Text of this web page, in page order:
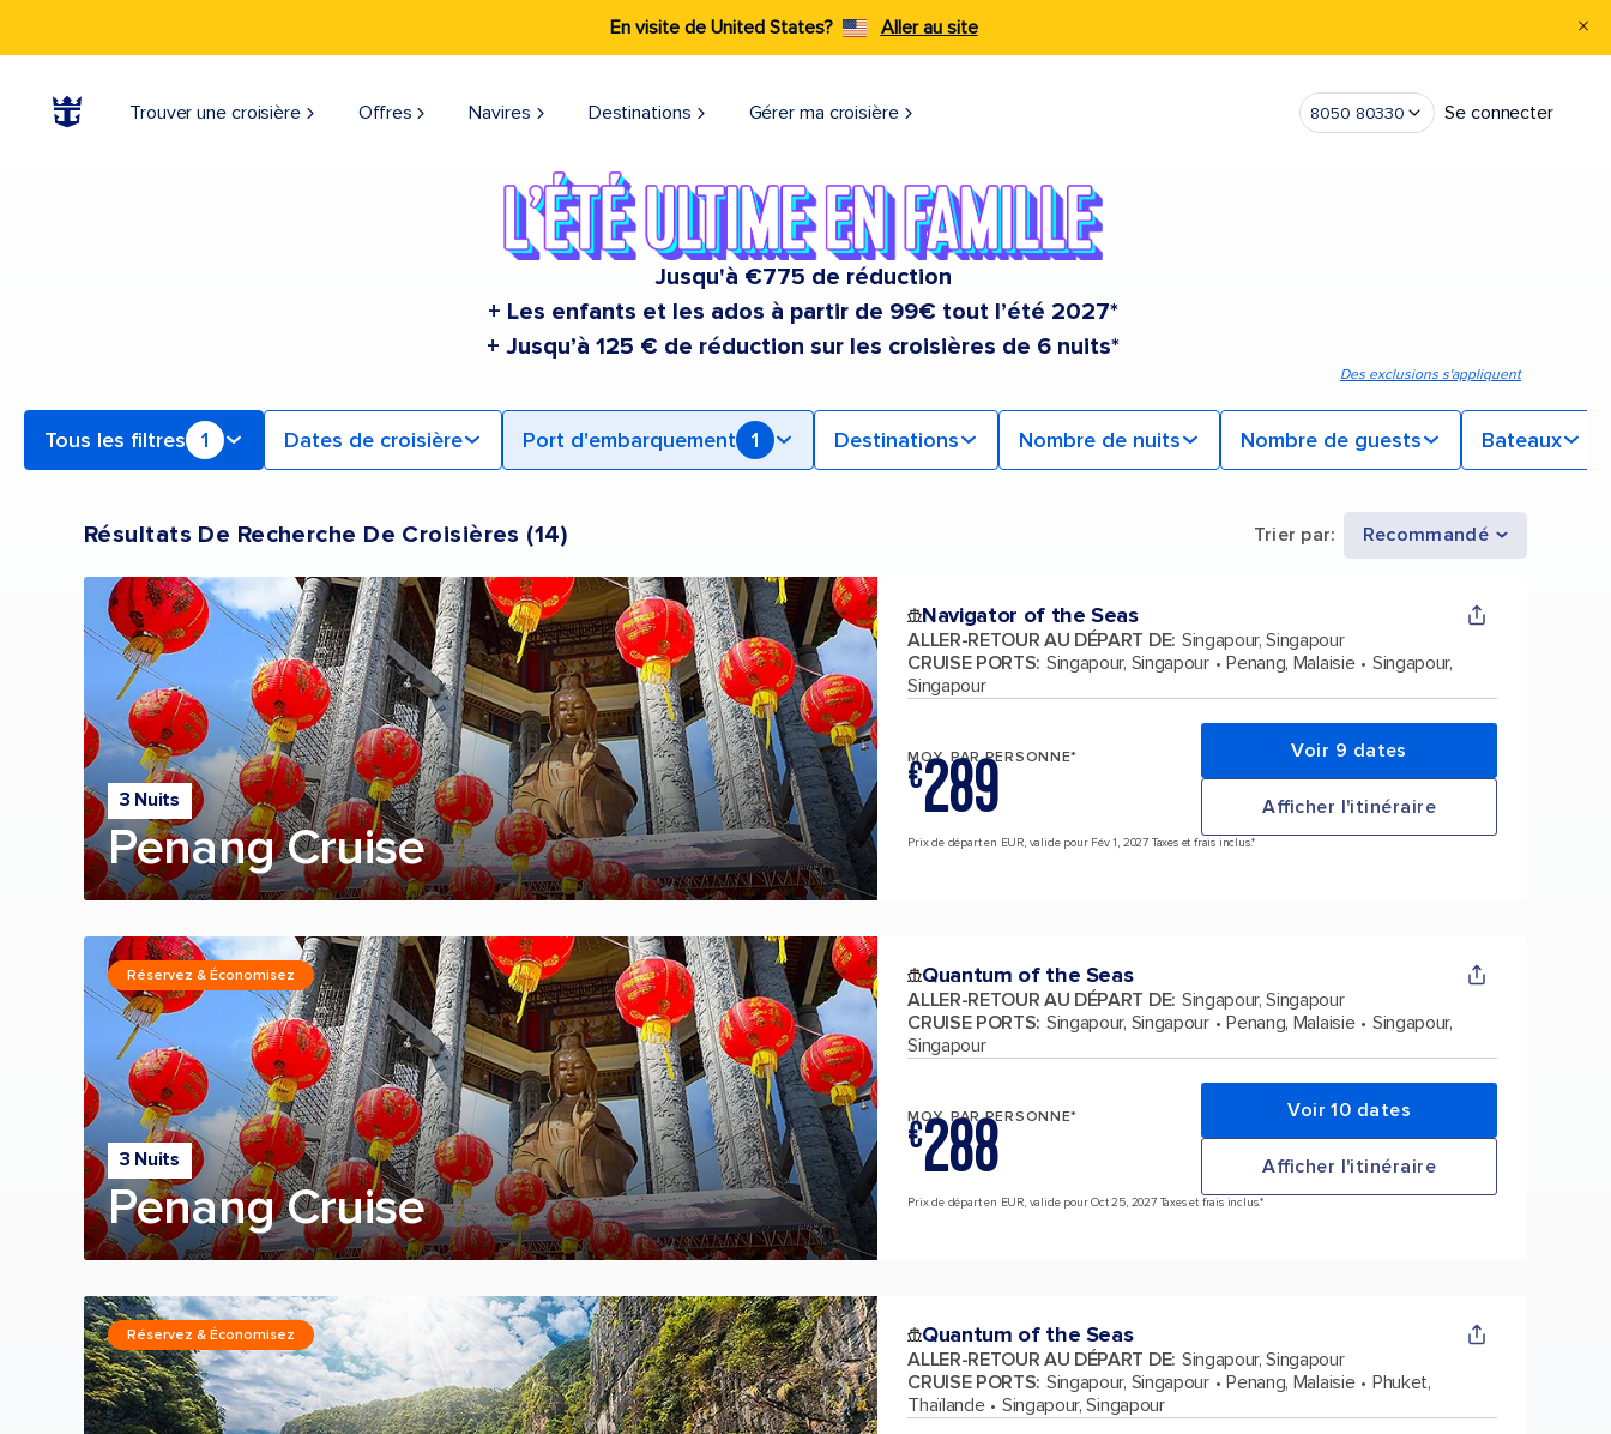
En visite de United States? Aller au site
Trouver une croisière Offres Navires Destinations Gérer ma croisière 8050 80330 Se connecter
Jusqu'à €775 de réduction
+ Les enfants et les ados à partir de 99€ tout l’été 2027*
+ Jusqu’à 125 € de réduction sur les croisières de 6 nuits*
Des exclusions s'appliquent
Tous les filtres 1 Dates de croisière Port d'embarquement 1 Destinations Nombre de nuits Nombre de guests Bateaux
Résultats De Recherche De Croisières (14) Trier par: Recommandé
3 Nuits
Penang Cruise
Navigator of the Seas
ALLER-RETOUR AU DÉPART DE: Singapour, Singapour
CRUISE PORTS: Singapour, Singapour Penang, Malaisie
Singapour,
Singapour
MOY. PAR PERSONNE*
€289 Voir 9 dates
Afficher l'itinéraire
Prix de départ en EUR, valide pour Fév 1, 2027 Taxes et frais inclus.*
3 Nuits
Penang Cruise
Réservez & Économisez Quantum of the Seas
ALLER-RETOUR AU DÉPART DE: Singapour, Singapour
CRUISE PORTS: Singapour, Singapour Penang, Malaisie
Singapour,
Singapour
MOY. PAR PERSONNE*
€288 Voir 10 dates
Afficher l'itinéraire
Prix de départ en EUR, valide pour Oct 25, 2027 Taxes et frais inclus.*
Réservez & Économisez Quantum of the Seas
ALLER-RETOUR AU DÉPART DE: Singapour, Singapour
CRUISE PORTS: Singapour, Singapour Penang, Malaisie
Phuket,
Thaïlande
Singapour, Singapour